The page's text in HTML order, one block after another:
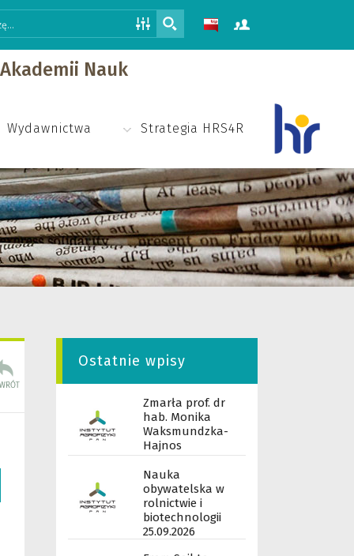
Nauk
Wydawnictwa Strategia HRS4R
Ostatnie wpisy
Zmarła prof. dr
hab. Monika
Waksmundzka-
Hajnos
Nauka
obywatelska w
rolnictwie i
biotechnologii
25.09.2026